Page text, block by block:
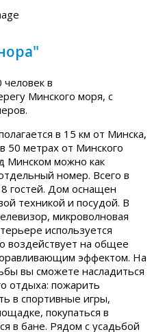
в
Минского моря, с
в 15 км от Минска,
50 метрах от Минского
Минском можно как
номер. Всего в
8 гостей. Дом оснащен
техникой и посудой. В
микроволновая
используется
воздействует на общее
эффектом. На
вы сможете насладиться
отдыха: пожарить
в спортивные игры,
покупаться в
в бане. Рядом с усадьбой